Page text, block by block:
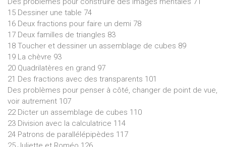
15 Dessiner une table 74
16 Deux fractions pour faire un demi 78
17 Deux familles de triangles 83
18 Toucher et dessiner un assemblage de cubes 89
19 La chèvre 93
20 Quadrilatères en grand 97
21 Des fractions avec des transparents 101
Des problèmes pour penser à côté, changer de point de vue,
voir autrement 107
22 Dicter un assemblage de cubes 110
23 Division avec la calculatrice 114
24 Patrons de parallélépipèdes 117